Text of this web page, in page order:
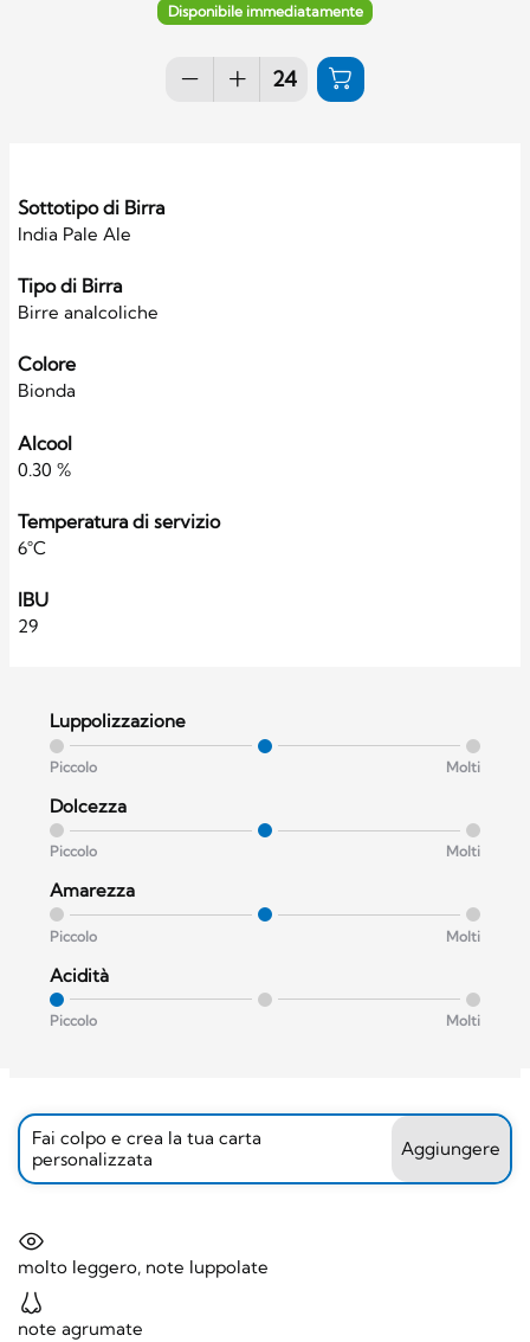
Disponibile immediatamente
Sottotipo di Birra
India Pale Ale
Tipo di Birra
Birre analcoliche
Colore
Bionda
Alcool
0.30 %
Temperatura di servizio
6°C
IBU
29
Luppolizzazione
Piccolo Molti
Dolcezza
Piccolo Molti
Amarezza
Piccolo Molti
Acidità
Piccolo Molti
Fai colpo e crea la tua carta
personalizzata
Aggiungere
molto leggero, note luppolate
note agrumate